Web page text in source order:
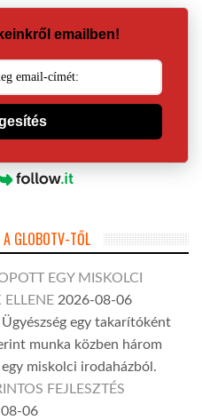
emailben!
GLOBOTV-TŐL
EGY MISKOLCI
ELLENE 2026-08-06
egy takarítóként
munka közben három
miskolci irodaházból.
FEJLESZTÉS
06